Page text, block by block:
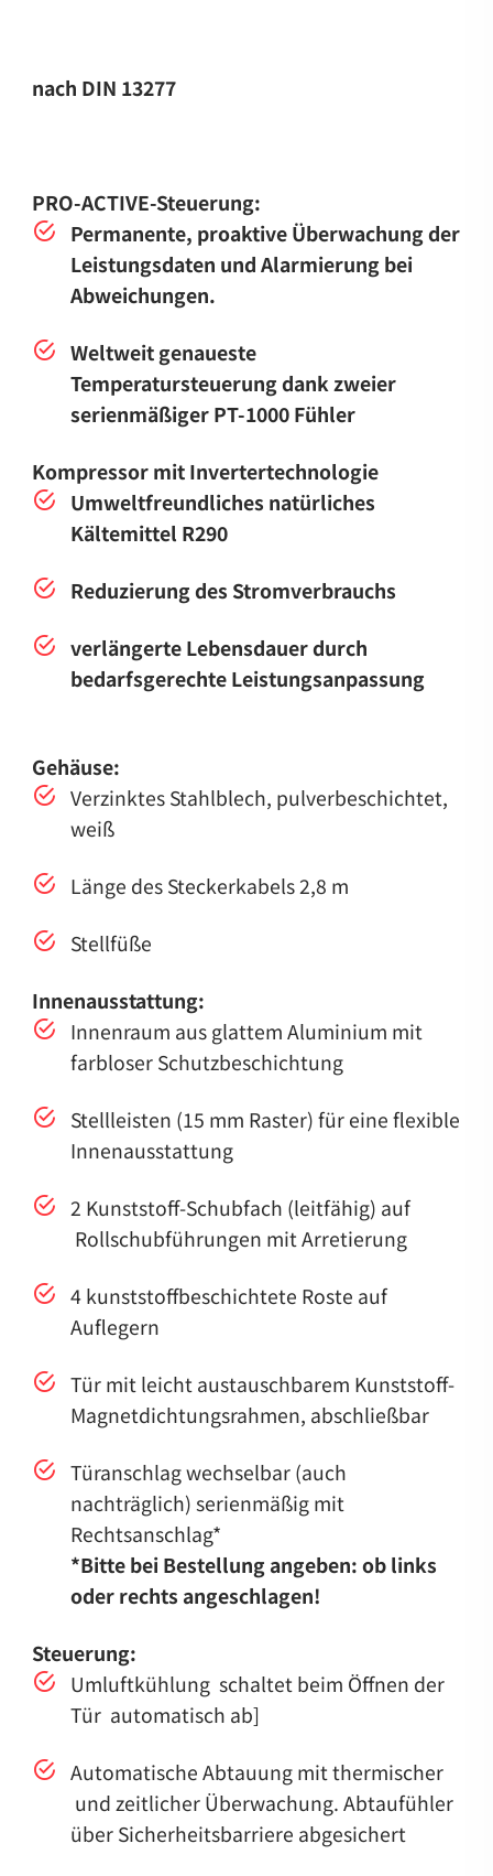
nach DIN 13277
PRO-ACTIVE-Steuerung:
Permanente, proaktive Überwachung der
Leistungsdaten und Alarmierung bei
Abweichungen.
Weltweit genaueste
Temperatursteuerung dank zweier
serienmäßiger PT-1000 Fühler
Kompressor mit Invertertechnologie
Umweltfreundliches natürliches
Kältemittel R290
Reduzierung des Stromverbrauchs
verlängerte Lebensdauer durch
bedarfsgerechte Leistungsanpassung
Gehäuse:
Verzinktes Stahlblech, pulverbeschichtet,
weiß
Länge des Steckerkabels 2,8 m
Stellfüße
Innenausstattung:
Innenraum aus glattem Aluminium mit
farbloser Schutzbeschichtung
Stellleisten (15 mm Raster) für eine flexible
Innenausstattung
2 Kunststoff-Schubfach (leitfähig) auf
Rollschubführungen mit Arretierung
4 kunststoffbeschichtete Roste auf
Auflegern
Tür mit leicht austauschbarem Kunststoff-
Magnetdichtungsrahmen, abschließbar
Türanschlag wechselbar (auch
nachträglich) serienmäßig mit
Rechtsanschlag*
*Bitte bei Bestellung angeben: ob links
oder rechts angeschlagen!
Steuerung:
Umluftkühlung schaltet beim Öffnen der
Tür automatisch ab]
Automatische Abtauung mit thermischer
und zeitlicher Überwachung. Abtaufühler
über Sicherheitsbarriere abgesichert